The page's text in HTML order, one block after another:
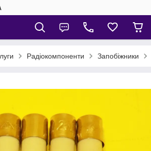
Радіокомпоненти Запобіжники